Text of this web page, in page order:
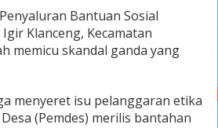
Bantuan Sosial
Klanceng, Kecamatan
memicu skandal ganda yang
menyeret isu pelanggaran etika
(Pemdes) merilis bantahan